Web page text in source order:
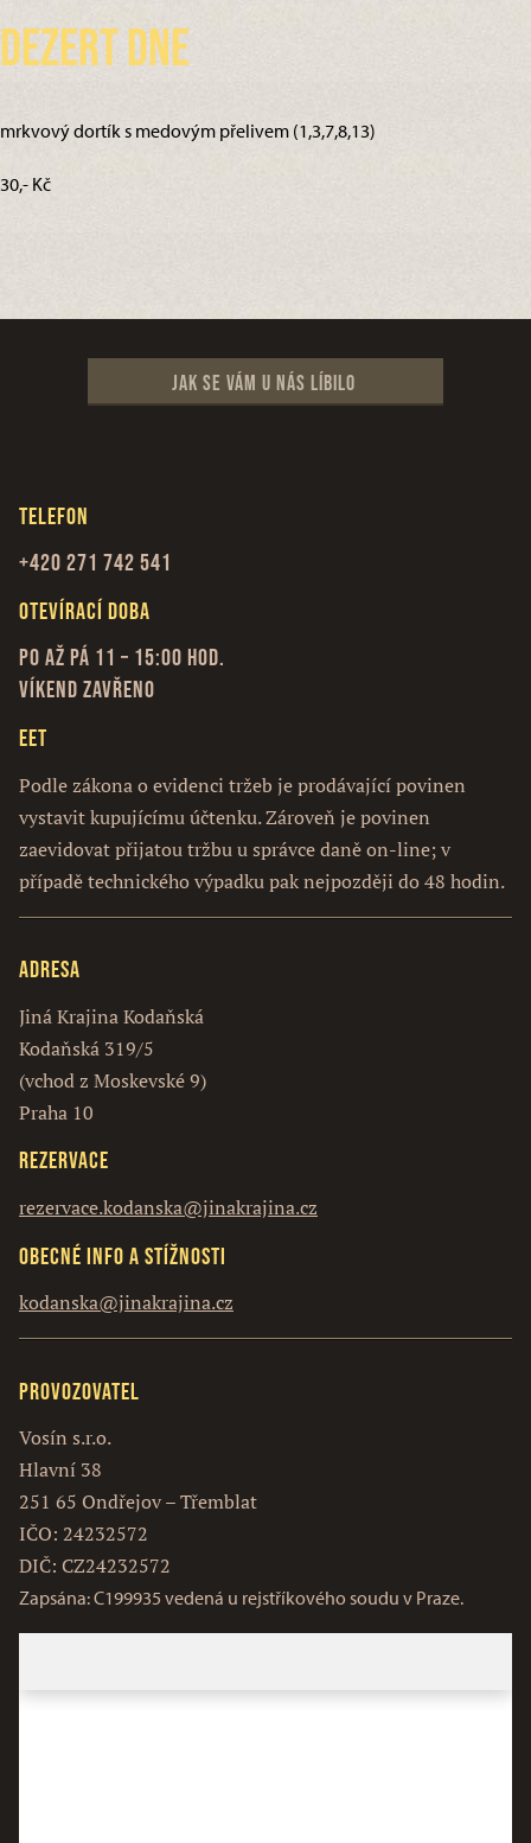
Dezert dne
mrkvový dortík s medovým přelivem (1,3,7,8,13)
30,- Kč
Jak se vám u nás líbilo
Telefon
+420 271 742 541
Otevírací doba
Po až Pá 11 – 15:00 hod.
Víkend zavřeno
EET
Podle zákona o evidenci tržeb je prodávající povinen
vystavit kupujícímu účtenku. Zároveň je povinen
zaevidovat přijatou tržbu u správce daně on-line; v
případě technického výpadku pak nejpozději do 48 hodin.
Adresa
Jiná Krajina Kodaňská
Kodaňská 319/5
(vchod z Moskevské 9)
Praha 10
Rezervace
rezervace.kodanska@jinakrajina.cz
Obecné info a stížnosti
kodanska@jinakrajina.cz
Provozovatel
Vosín s.r.o.
Hlavní 38
251 65 Ondřejov – Třemblat
IČO: 24232572
DIČ: CZ24232572
Zapsána: C199935 vedená u rejstříkového soudu v Praze.